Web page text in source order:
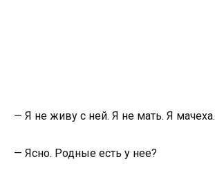
— Я не живу с ней. Я не мать. Я мачеха.
— Ясно. Родные есть у нее?